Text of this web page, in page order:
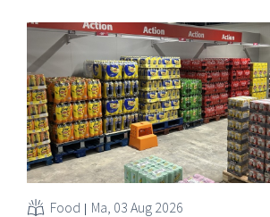
sinds 2023 aanwezig is in het land. .
Food Ma, 03 Aug 2026